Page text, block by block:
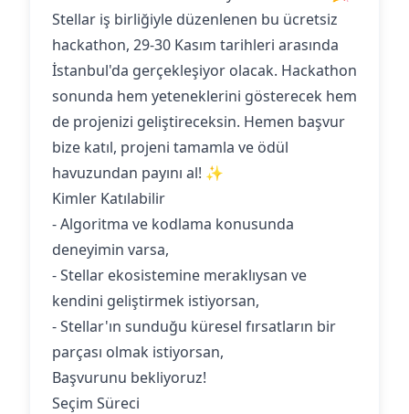
Stellar iş birliğiyle düzenlenen bu ücretsiz
hackathon, 29-30 Kasım tarihleri ​​arasında
İstanbul'da gerçekleşiyor olacak. Hackathon
sonunda hem yeteneklerini gösterecek hem
de projenizi geliştireceksin. Hemen başvur
bize katıl, projeni tamamla ve ödül
havuzundan payını al! ✨
Kimler Katılabilir
- Algoritma ve kodlama konusunda
deneyimin varsa,
- Stellar ekosistemine meraklıysan ve
kendini geliştirmek istiyorsan,
- Stellar'ın sunduğu küresel fırsatların bir
parçası olmak istiyorsan,
Başvurunu bekliyoruz!
Seçim Süreci